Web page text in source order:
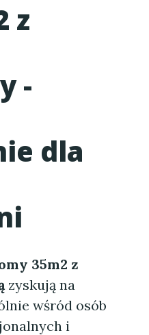
z
-
dla
35m2 z
zyskują na
wśród osób
i